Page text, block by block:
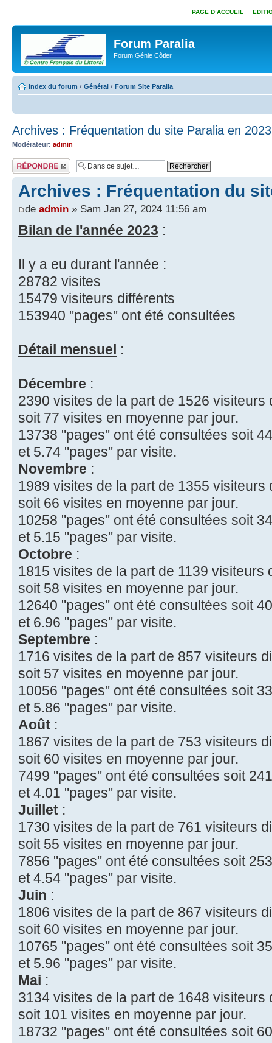
PAGE D’ACCUEIL
Forum Paralia
Forum Génie Côtier
Index du forum ‹ Général ‹ Forum Site Paralia
Archives : Fréquentation du site Paralia en 2023
Modérateur: admin
Répondre
Archives : Fréquentation du
de admin » Sam Jan 27, 2024 11:56 am
Bilan de l'année 2023 :
Il y a eu durant l'année :
28782 visites
15479 visiteurs différents
153940 "pages" ont été consultées
Détail mensuel :
Décembre :
2390 visites de la part de 1526 visiteurs
soit 77 visites en moyenne par jour.
13738 "pages" ont été consultées soit
et 5.74 "pages" par visite.
Novembre :
1989 visites de la part de 1355 visiteurs
soit 66 visites en moyenne par jour.
10258 "pages" ont été consultées soit
et 5.15 "pages" par visite.
Octobre :
1815 visites de la part de 1139 visiteurs
soit 58 visites en moyenne par jour.
12640 "pages" ont été consultées soit
et 6.96 "pages" par visite.
Septembre :
1716 visites de la part de 857 visiteurs
soit 57 visites en moyenne par jour.
10056 "pages" ont été consultées soit
et 5.86 "pages" par visite.
Août :
1867 visites de la part de 753 visiteurs
soit 60 visites en moyenne par jour.
7499 "pages" ont été consultées soit
et 4.01 "pages" par visite.
Juillet :
1730 visites de la part de 761 visiteurs
soit 55 visites en moyenne par jour.
7856 "pages" ont été consultées soit
et 4.54 "pages" par visite.
Juin :
1806 visites de la part de 867 visiteurs
soit 60 visites en moyenne par jour.
10765 "pages" ont été consultées soit
et 5.96 "pages" par visite.
Mai :
3134 visites de la part de 1648 visiteurs
soit 101 visites en moyenne par jour.
18732 "pages" ont été consultées soit